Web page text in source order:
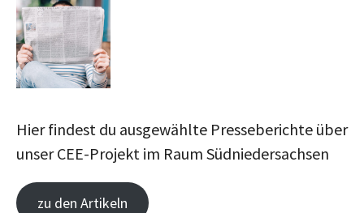
Hier findest du ausgewählte Presseberichte über
unser CEE-Projekt im Raum Südniedersachsen
zu den Artikeln